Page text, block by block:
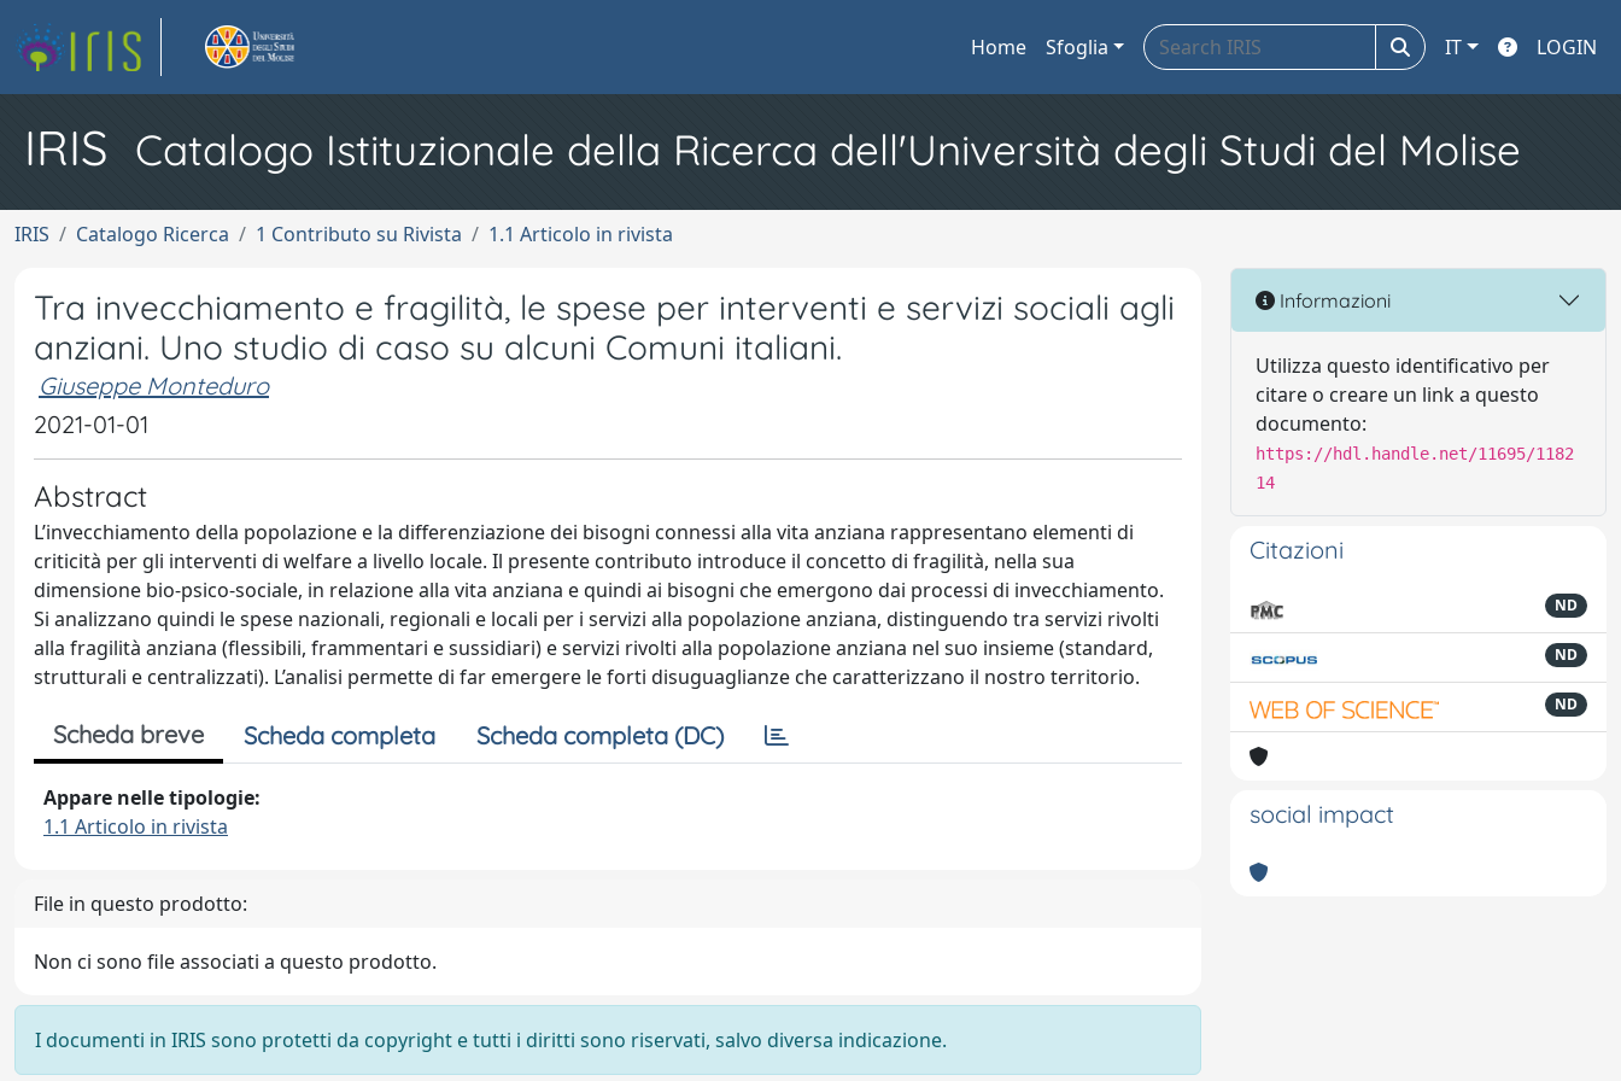
Home Sfoglia IT LOGIN
IRIS Catalogo Istituzionale della Ricerca dell'Università degli Studi del Molise
IRIS Catalogo Ricerca 1 Contributo su Rivista 1.1 Articolo in rivista
Tra invecchiamento e fragilità, le spese per interventi e servizi sociali agli
anziani. Uno studio di caso su alcuni Comuni italiani.
Giuseppe Monteduro
2021-01-01
Abstract
L’invecchiamento della popolazione e la differenziazione dei bisogni connessi alla vita anziana rappresentano elementi di
criticità per gli interventi di welfare a livello locale. Il presente contributo introduce il concetto di fragilità, nella sua
dimensione bio-psico-sociale, in relazione alla vita anziana e quindi ai bisogni che emergono dai processi di invecchiamento.
Si analizzano quindi le spese nazionali, regionali e locali per i servizi alla popolazione anziana, distinguendo tra servizi rivolti
alla fragilità anziana (flessibili, frammentari e sussidiari) e servizi rivolti alla popolazione anziana nel suo insieme (standard,
strutturali e centralizzati). L’analisi permette di far emergere le forti disuguaglianze che caratterizzano il nostro territorio.
Scheda breve Scheda completa Scheda completa (DC)
Appare nelle tipologie:
1.1 Articolo in rivista
File in questo prodotto:
Non ci sono file associati a questo prodotto.
I documenti in IRIS sono protetti da copyright e tutti i diritti sono riservati, salvo diversa indicazione.
Informazioni
Utilizza questo identificativo per
citare o creare un link a questo
documento:
https://hdl.handle.net/11695/1182
14
Citazioni
ND
ND
ND
social impact